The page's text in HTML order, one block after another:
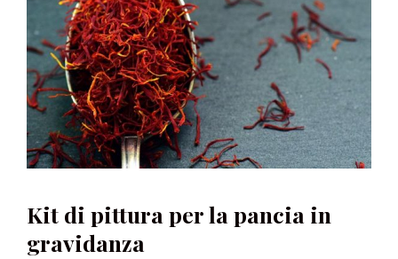
Kit di pittura per la pancia in
gravidanza